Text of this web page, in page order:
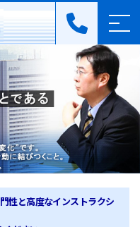
性と高度なインストラクシ